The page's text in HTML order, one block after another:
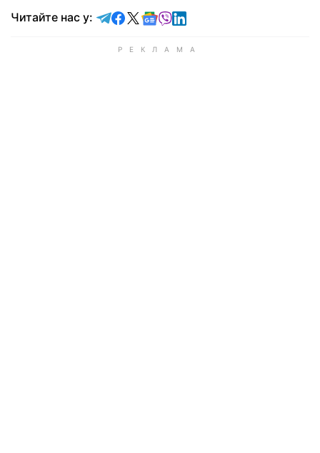
Читайте нас у: Читайте у Telegram
Читайте у Facebook
Читайте у X
Читайте у Google news
Читайте у Viber
Читайте у LinkedIn